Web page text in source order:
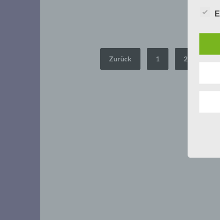
Seitennummerierung
Zurück 1 2